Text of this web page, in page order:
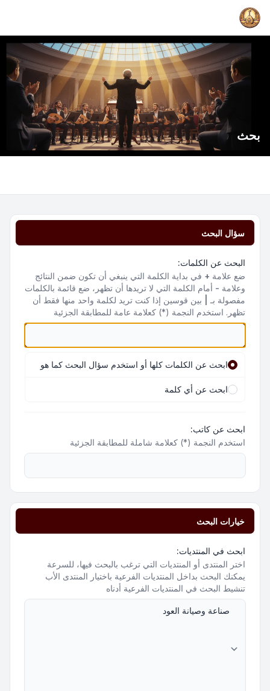
بحث
سؤال البحث
البحث عن الكلمات:
ضع علامة + في بداية الكلمة التي ينبغي أن تكون ضمن النتائج
وعلامة - أمام الكلمة التي لا تريدها أن تظهر، ضع قائمة بالكلمات
مفصولة بـ
بين قوسين إذا كنت تريد لكلمة واحد منها فقط أن
تظهر. استخدم النجمة (*) كعلامة عامة للمطابقة الجزئية
ابحث عن الكلمات كلها أو استخدم سؤال البحث كما هو
ابحث عن أي كلمة
ابحث عن كاتب:
استخدم النجمة (*) كعلامة شاملة للمطابقة الجزئية
خيارات البحث
ابحث في المنتديات:
اختر المنتدى أو المنتديات التي ترغب بالبحث فيها، للسرعة
يمكنك البحث بداخل المنتديات الفرعية باختيار المنتدى الأب
تنشيط البحث في المنتديات الفرعية أدناه